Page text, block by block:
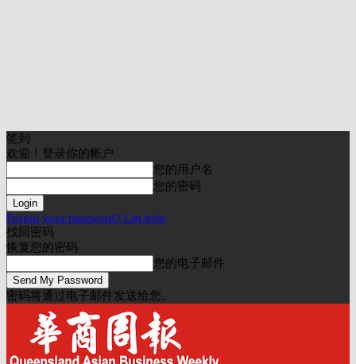
签到
欢迎！登录你的帐户
您的用户名
您的密码
Forgot your password? Get help
找回密码
恢复您的密码
您的电子邮件
密码将通过电子邮件发送给您。